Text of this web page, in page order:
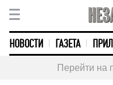
НОВОСТИ ГАЗЕТА
Перейти на